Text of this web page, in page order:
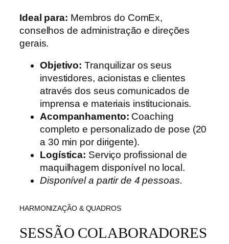
Ideal para: Membros do ComEx,
conselhos de administração e direções
gerais.
Objetivo: Tranquilizar os seus
investidores, acionistas e clientes
através dos seus comunicados de
imprensa e materiais institucionais.
Acompanhamento: Coaching
completo e personalizado de pose (20
a 30 min por dirigente).
Logística: Serviço profissional de
maquilhagem disponível no local.
Disponível a partir de 4 pessoas.
HARMONIZAÇÃO & QUADROS
SESSÃO COLABORADORES